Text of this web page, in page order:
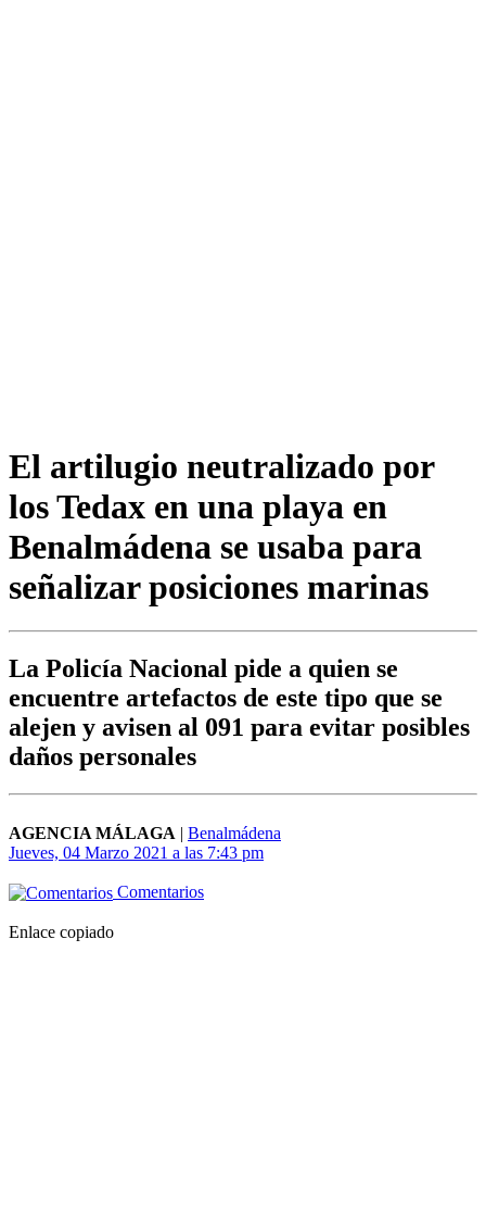
El artilugio neutralizado por
los Tedax en una playa en
Benalmádena se usaba para
señalizar posiciones marinas
La Policía Nacional pide a quien se
encuentre artefactos de este tipo que se
alejen y avisen al 091 para evitar posibles
daños personales
AGENCIA MÁLAGA | Benalmádena
Jueves, 04 Marzo 2021 a las 7:43 pm
Comentarios
Enlace copiado